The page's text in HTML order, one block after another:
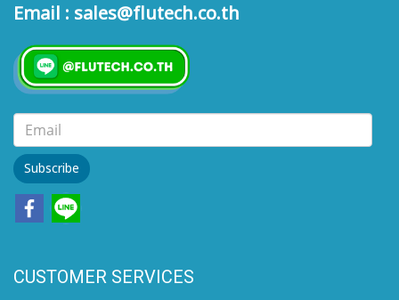
Email : sales@flutech.co.th
Subscribe
CUSTOMER SERVICES